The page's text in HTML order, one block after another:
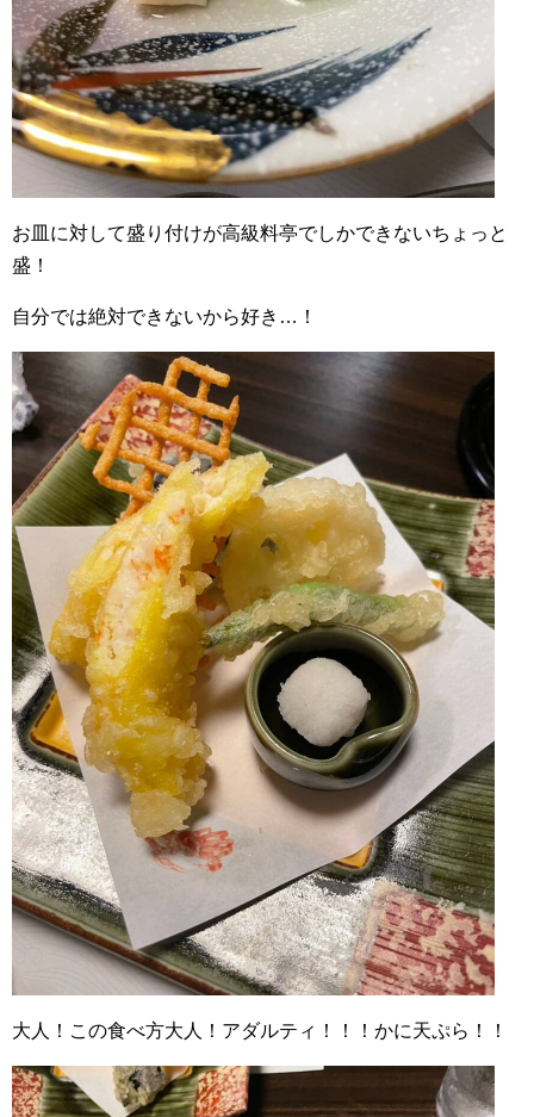
お皿に対して盛り付けが高級料亭でしかできないちょっと
盛！
自分では絶対できないから好き…！
大人！この食べ方大人！アダルティ！！！かに天ぷら！！